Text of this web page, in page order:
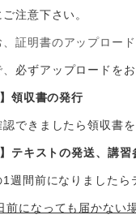
注意下さい。
、証明書のアップロー
必ずアップロードを
領収書の発行
認できましたら領収書
】テキストの発送、講
1週間前になりました
前になっても届かない